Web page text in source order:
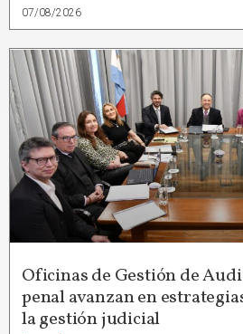
07/08/2026
Oficinas de Gestión de
penal avanzan en
la gestión judicial